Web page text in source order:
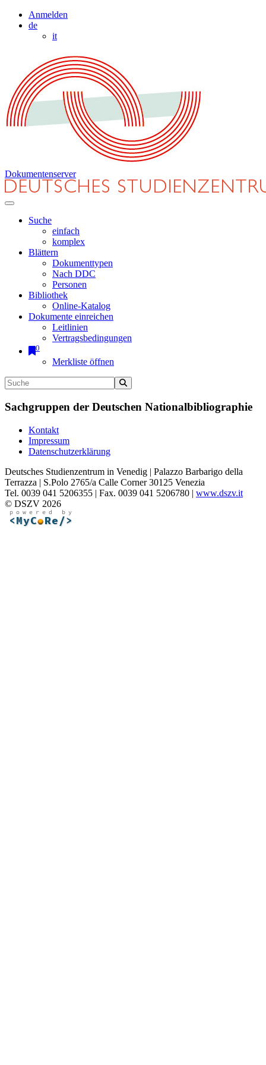
Anmelden
de
it
Dokumentenserver
Suche
einfach
komplex
Blättern
Dokumenttypen
Nach DDC
Personen
Bibliothek
Online-Katalog
Dokumente einreichen
Leitlinien
Vertragsbedingungen
0
Merkliste öffnen
Sachgruppen der Deutschen Nationalbibliographie
Kontakt
Impressum
Datenschutzerklärung
Deutsches Studienzentrum in Venedig | Palazzo Barbarigo della
Terrazza | S.Polo 2765/a Calle Corner 30125 Venezia
Tel. 0039 041 5206355 | Fax. 0039 041 5206780 | www.dszv.it
© DSZV 2026